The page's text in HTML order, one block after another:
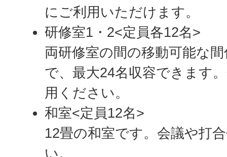
にご利用いただけます。
研修室1・2<定員各12名>
両研修室の間の移動可能な
で、最大24名収容できます
用ください。
和室<定員12名>
12畳の和室です。会議や打
い。